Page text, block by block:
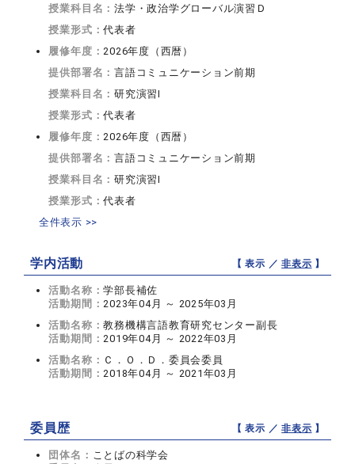
授業科目名：法学・政治学グローバル演習Ｄ
授業形式：代表者
履修年度：2026年度（西暦）
提供部署名：言語コミュニケーション前期
授業科目名：研究演習I
授業形式：代表者
履修年度：2026年度（西暦）
提供部署名：言語コミュニケーション前期
授業科目名：研究演習I
授業形式：代表者
全件表示 >>
学内活動 【 表示 ／非表示 】
活動名称：学部長補佐
活動期間：2023年04月 ～ 2025年03月
活動名称：教務機構言語教育研究センター副長
活動期間：2019年04月 ～ 2022年03月
活動名称： Ｃ．Ｏ．Ｄ．委員会委員
活動期間：2018年04月 ～ 2021年03月
委員歴 【 表示 ／非表示 】
団体名： ことばの科学会